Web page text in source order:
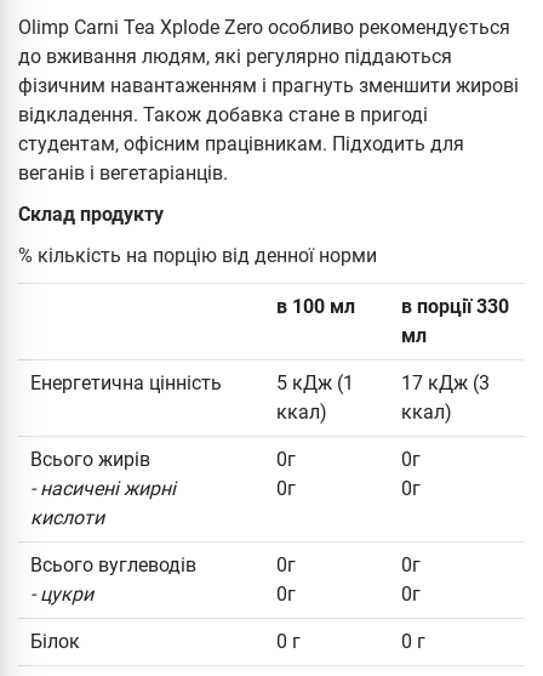
Olimp Carni Tea Xplode Zero особливо рекомендується
до вживання людям, які регулярно піддаються
фізичним навантаженням і прагнуть зменшити жирові
відкладення. Також добавка стане в пригоді
студентам, офісним працівникам. Підходить для
веганів і вегетаріанців.
Склад продукту
% кількість на порцію від денної норми
в 100 мл
в порції 330
мл
Енергетична цінність
5 кДж (1
ккал)
17 кДж (3
ккал)
Всього жирів
- насичені жирні
кислоти
0г
0г
0г
0г
Всього вуглеводів
- цукри
0г
0г
0г
0г
Білок 0 г 0 г